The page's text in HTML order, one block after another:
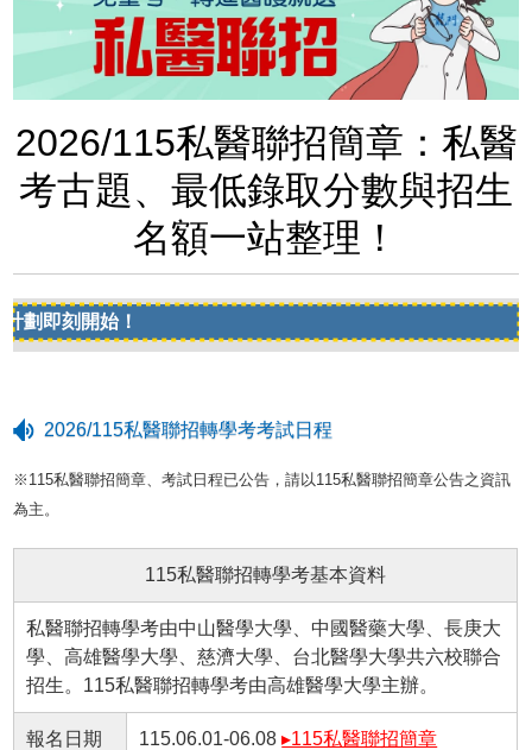
2026/115私醫聯招簡章：私醫
考古題、最低錄取分數與招生
名額一站整理！
開始！
2026/115私醫聯招轉學考考試日程
※115私醫聯招簡章、考試日程已公告，請以115私醫聯招簡章公告之資訊
為主。
115私醫聯招轉學考基本資料
私醫聯招轉學考由中山醫學大學、中國醫藥大學、長庚大
學、高雄醫學大學、慈濟大學、台北醫學大學共六校聯合
招生。115私醫聯招轉學考由高雄醫學大學主辦。
報名日期 115.06.01-06.08▸115私醫聯招簡章